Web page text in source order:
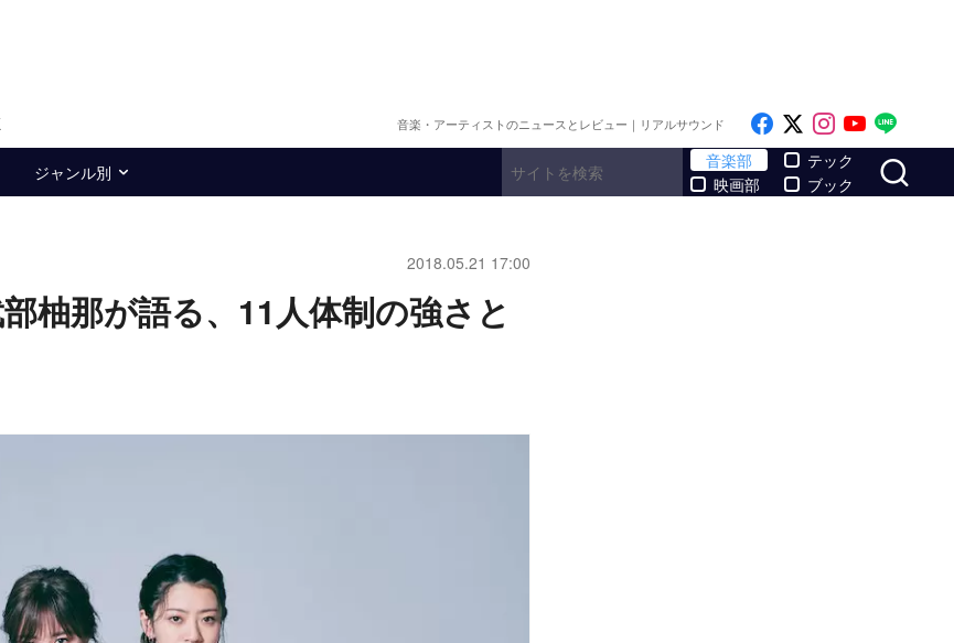
音楽・アーティストのニュースとレビュー｜リアルサウンド Like on Facebook
Follow on x
Follow on
Follow
ジャンル別
音楽部
映画部
テック
ブック
2018.05.21 17:00
柚那が語る、11人体制の強さと